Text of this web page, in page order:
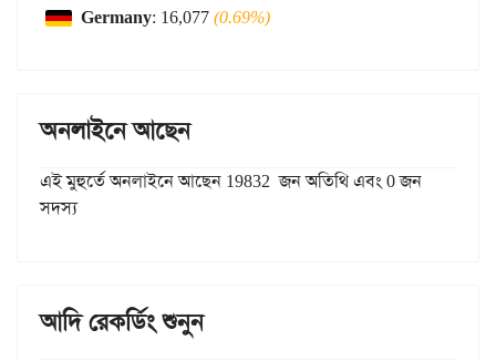
Germany: 16,077(0.69%)
অনলাইনে আছেন
এই মুহুর্তে অনলাইনে আছেন 19832 জন অতিথি এবং 0 জন
সদস্য
আদি রেকর্ডিং শুনুন